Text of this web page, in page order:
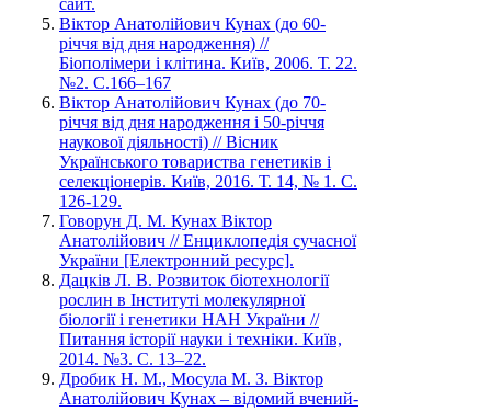
сайт.
Віктор Анатолійович Кунах (до 60-
річчя від дня народження) //
Біополімери і клітина. Київ, 2006. Т. 22.
№2. С.166–167
Віктор Анатолійович Кунах (до 70-
річчя від дня народження і 50-річчя
наукової діяльності) // Вісник
Українського товариства генетиків і
селекціонерів. Київ, 2016. Т. 14, № 1. С.
126-129.
Говорун Д. М. Кунах Віктор
Анатолійович // Енциклопедія сучасної
України [Електронний ресурс].
Дацків Л. В. Розвиток біотехнології
рослин в Інституті молекулярної
біології і генетики НАН України //
Питання історії науки і техніки. Київ,
2014. №3. С. 13–22.
Дробик Н. М., Мосула М. З. Віктор
Анатолійович Кунах – відомий вчений-